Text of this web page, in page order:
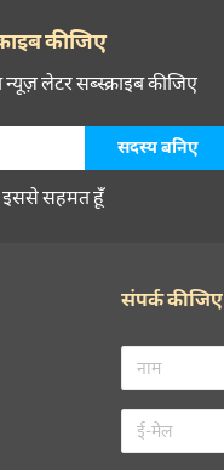
कीजिए
न्यूज़ लेटर सब्स्क्राइब कीजिए
सहमत हूँ
संपर्क कीजिए